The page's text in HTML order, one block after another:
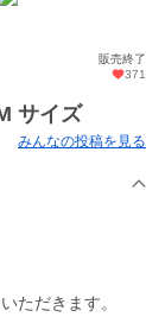
販売終了
371
サイズ
みんなの投稿を見る
ただきます。